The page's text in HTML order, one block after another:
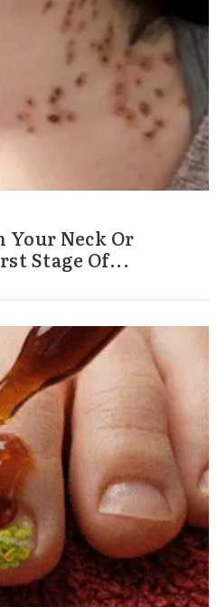
Your Neck Or
Stage Of...